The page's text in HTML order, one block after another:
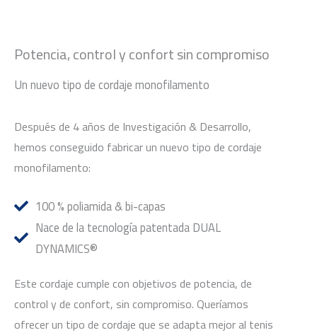
Potencia, control y confort sin compromiso
Un nuevo tipo de cordaje monofilamento
Después de 4 años de Investigación & Desarrollo,
hemos conseguido fabricar un nuevo tipo de cordaje
monofilamento:
100 % poliamida & bi-capas
Nace de la tecnología patentada DUAL
DYNAMICS®
Este cordaje cumple con objetivos de potencia, de
control y de confort, sin compromiso. Queríamos
ofrecer un tipo de cordaje que se adapta mejor al tenis